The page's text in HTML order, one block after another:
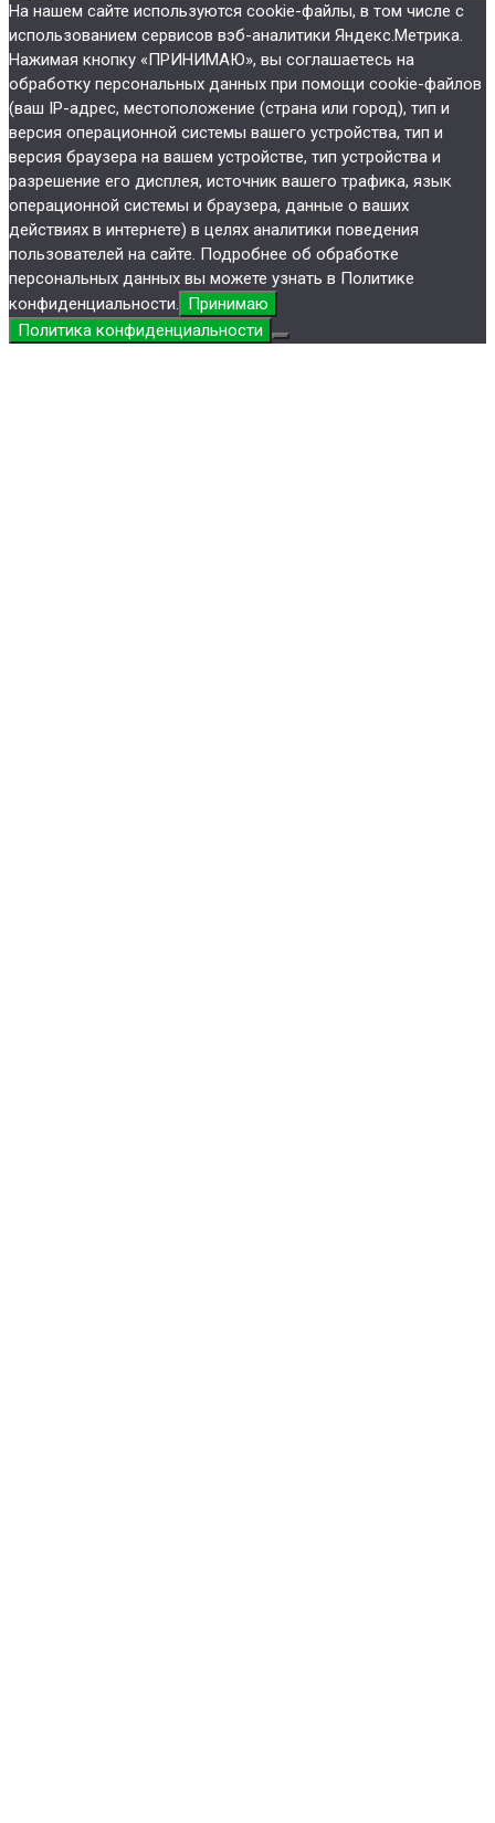
На нашем сайте используются cookie-файлы, в том числе с
использованием сервисов вэб-аналитики Яндекс.Метрика.
Нажимая кнопку «ПРИНИМАЮ», вы соглашаетесь на
обработку персональных данных при помощи cookie-файлов
(ваш IP-адрес, местоположение (страна или город), тип и
версия операционной системы вашего устройства, тип и
версия браузера на вашем устройстве, тип устройства и
разрешение его дисплея, источник вашего трафика, язык
операционной системы и браузера, данные о ваших
действиях в интернете) в целях аналитики поведения
пользователей на сайте. Подробнее об обработке
персональных данных вы можете узнать в Политике
конфиденциальности. Принимаю
Политика конфиденциальности